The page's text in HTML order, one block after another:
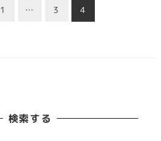
1 … 3 4
検索する